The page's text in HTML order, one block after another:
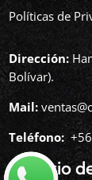
Políticas de
Dirección:
Bolívar).
Mail:
Teléfono: ‪
Horario